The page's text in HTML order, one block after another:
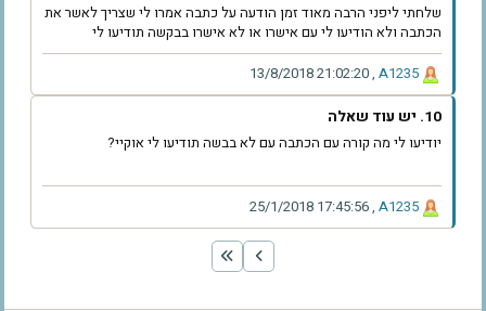
שלחתי ליפני הרבה מאוד זמן הודעה על כתבה אמרו לי שצריך לאשר את
הכתבה ולא הודיעו לי עם אישרו או לא אישרו בבקשה תודיעו לי
‫A1235‬
,
‫13/8/2018 21:02:20‬
10. יש עוד שאלה
יודיעו לי מה קורה עם הכתבה עם לא בבשה תודיעו לי אוקיי?
‫A1235‬
,
‫25/1/2018 17:45:56‬